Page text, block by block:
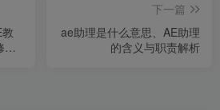
改
下一篇
ae助理是什么意思、AE助理
的含义与职责解析